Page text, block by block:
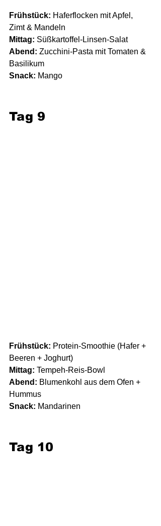
Frühstück: Haferflocken mit Apfel,
Zimt & Mandeln
Mittag: Süßkartoffel-Linsen-Salat
Abend: Zucchini-Pasta mit Tomaten &
Basilikum
Snack: Mango
Tag 9
Frühstück: Protein-Smoothie (Hafer +
Beeren + Joghurt)
Mittag: Tempeh-Reis-Bowl
Abend: Blumenkohl aus dem Ofen +
Hummus
Snack: Mandarinen
Tag 10